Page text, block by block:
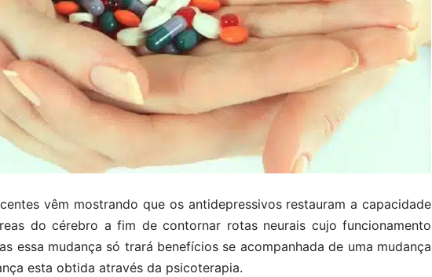
vêm mostrando que os antidepressivos restauram a capacidade
do cérebro a fim de contornar rotas neurais cujo funcionamento
essa mudança só trará benefícios se acompanhada de uma mudança
esta obtida através da psicoterapia.